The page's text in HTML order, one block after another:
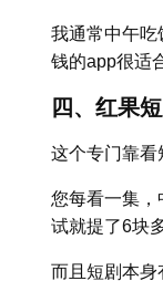
我通常中午吃
钱的app很适
四、红果
这个专门靠看
您每看一集，
试就提了6块多
而且短剧本身